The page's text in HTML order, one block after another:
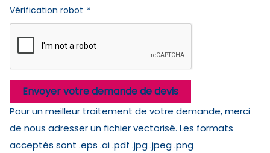
Vérification robot *
Envoyer votre demande de devis
Pour un meilleur traitement de votre demande, merci
de nous adresser un fichier vectorisé. Les formats
acceptés sont .eps .ai .pdf .jpg .jpeg .png